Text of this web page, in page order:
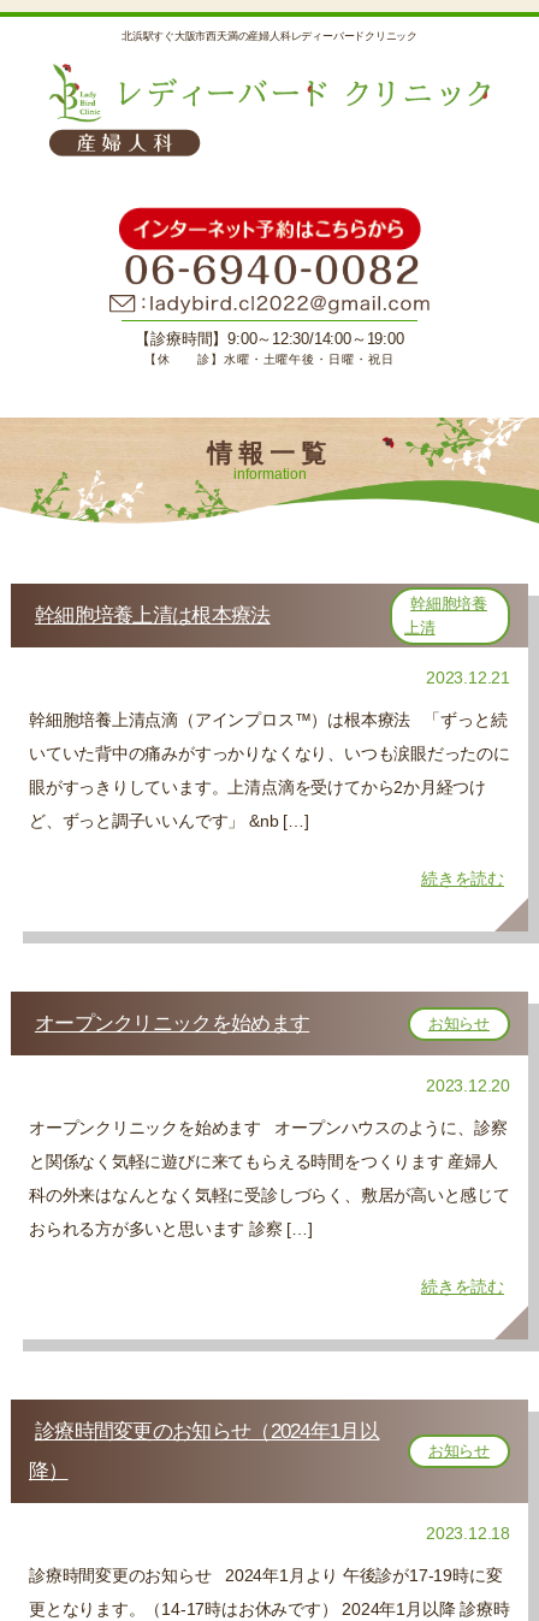
北浜駅すぐ大阪市西天満の産婦人科レディーバードクリニック
【診療時間】9:00～12:30/14:00～19:00
【休 診】水曜・土曜午後・日曜・祝日
情報一覧
information
幹細胞培養上清は根本療法
幹細胞培養
上清
2023.12.21
幹細胞培養上清点滴（アインプロス™）は根本療法 「ずっと続
いていた背中の痛みがすっかりなくなり、いつも涙眼だったのに
眼がすっきりしています。上清点滴を受けてから2か月経つけ
ど、ずっと調子いいんです」 &nb […]
続きを読む
オープンクリニックを始めます お知らせ
2023.12.20
オープンクリニックを始めます オープンハウスのように、診察
と関係なく気軽に遊びに来てもらえる時間をつくります 産婦人
科の外来はなんとなく気軽に受診しづらく、敷居が高いと感じて
おられる方が多いと思います 診察 […]
続きを読む
診療時間変更のお知らせ（2024年1月以
降）
お知らせ
2023.12.18
診療時間変更のお知らせ 2024年1月より 午後診が17-19時に変
更となります。（14-17時はお休みです） 2024年1月以降 診療時